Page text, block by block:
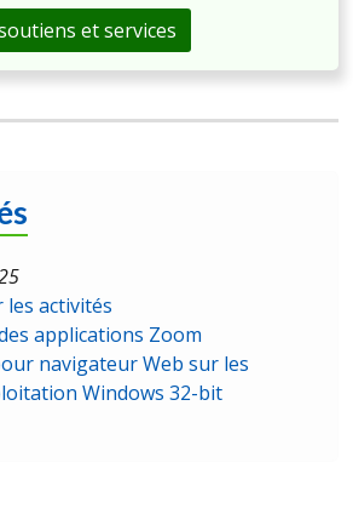
et services
les activités
applications Zoom
navigateur Web sur les
Windows 32-bit